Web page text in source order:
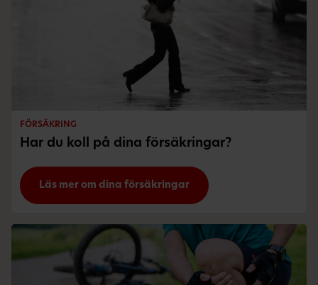
FÖRSÄKRING
Har du koll på dina försäkringar?
Läs mer om dina försäkringar